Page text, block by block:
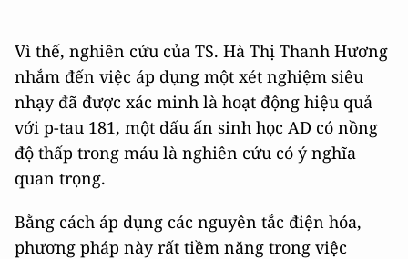
Vì thế, nghiên cứu của TS. Hà Thị Thanh Hương
nhắm đến việc áp dụng một xét nghiệm siêu
nhạy đã được xác minh là hoạt động hiệu quả
với p-tau 181, một dấu ấn sinh học AD có nồng
độ thấp trong máu là nghiên cứu có ý nghĩa
quan trọng.
Bằng cách áp dụng các nguyên tắc điện hóa,
phương pháp này rất tiềm năng trong việc